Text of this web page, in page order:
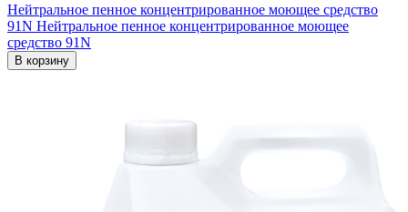
Нейтральное пенное концентрированное моющее средство
91N Нейтральное пенное концентрированное моющее
средство 91N
В корзину